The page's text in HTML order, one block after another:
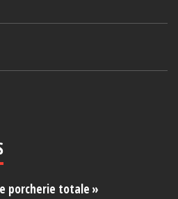
porcherie totale »